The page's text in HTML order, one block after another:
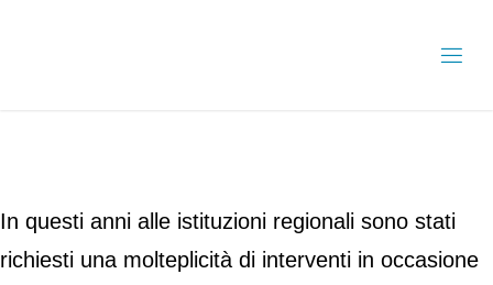
In questi anni alle istituzioni regionali sono stati
richiesti una molteplicità di interventi in occasione